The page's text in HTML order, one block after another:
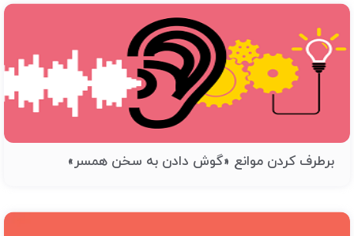
برطرف کردن موانع «گوش دادن به سخن همسر»